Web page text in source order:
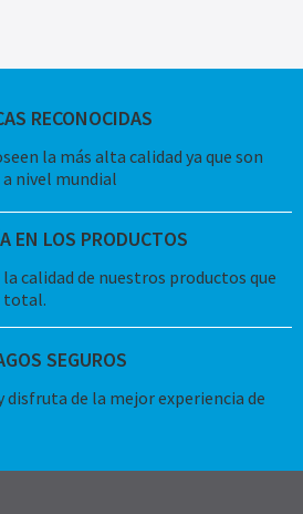
RECONOCIDAS
la más alta calidad ya que son
nivel mundial
EN LOS PRODUCTOS
calidad de nuestros productos que
total.
SEGUROS
disfruta de la mejor experiencia de